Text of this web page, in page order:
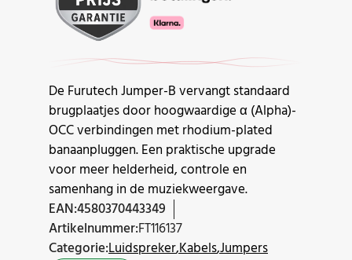
De Furutech Jumper-B vervangt standaard
brugplaatjes door hoogwaardige α (Alpha)-
OCC verbindingen met rhodium-plated
banaanpluggen. Een praktische upgrade
voor meer helderheid, controle en
samenhang in de muziekweergave.
EAN:4580370443349
Artikelnummer:FT116137
Categorie:LuidsprekerKabelsJumpers